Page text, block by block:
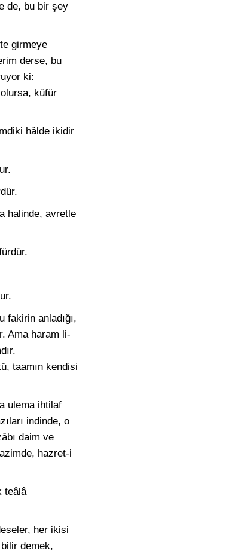
de, bu bir şey
girmeye
derse, bu
ki:
küfür
hâlde ikidir
halinde, avretle
anladığı,
Ama haram li-
taamın kendisi
ulema ihtilaf
indinde, o
daim ve
hazret-i
teâlâ
her ikisi
demek,